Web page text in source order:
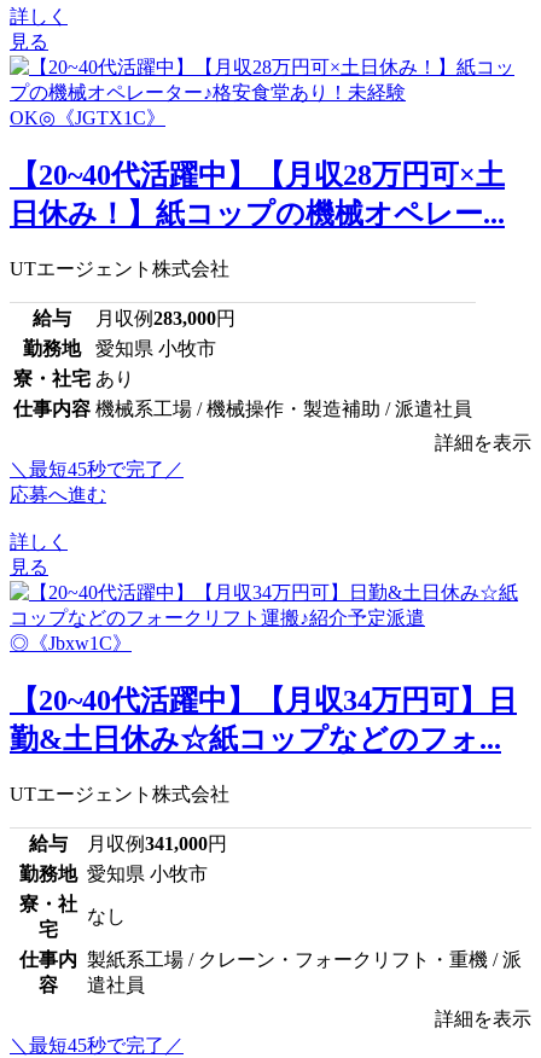
詳しく
見る
【20~40代活躍中】【月収28万円可×土
日休み！】紙コップの機械オペレー...
UTエージェント株式会社
給与 月収例283,000円
勤務地
愛知県 小牧市
寮・社宅 あり
仕事内容 機械系工場 / 機械操作・製造補助 / 派遣社員
詳細を表示
＼最短45秒で完了／
応募へ進む
詳しく
見る
【20~40代活躍中】【月収34万円可】日
勤&土日休み☆紙コップなどのフォ...
UTエージェント株式会社
給与 月収例341,000円
勤務地 愛知県 小牧市
寮・社
宅
なし
仕事内
容
製紙系工場 / クレーン・フォークリフト・重機 / 派
遣社員
詳細を表示
＼最短45秒で完了／